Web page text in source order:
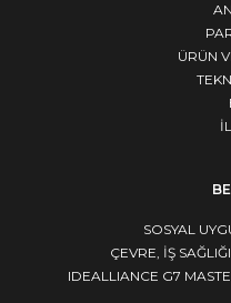
ÜRÜN
SOSYAL
ÇEVRE, İŞ
IDEALLIANCE G7